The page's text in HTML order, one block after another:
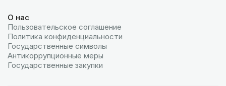
О нас
Пользовательское соглашение
Политика конфиденциальности
Государственные символы
Антикоррупционные меры
Государственные закупки